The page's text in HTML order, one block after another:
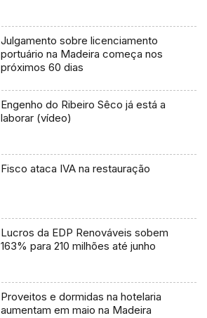
Julgamento sobre licenciamento
portuário na Madeira começa nos
próximos 60 dias
Engenho do Ribeiro Sêco já está a
laborar (vídeo)
Fisco ataca IVA na restauração
Lucros da EDP Renováveis sobem
163% para 210 milhões até junho
Proveitos e dormidas na hotelaria
aumentam em maio na Madeira